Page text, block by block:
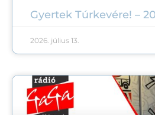
Gyertek Túrkevére! –
2026. július 13.